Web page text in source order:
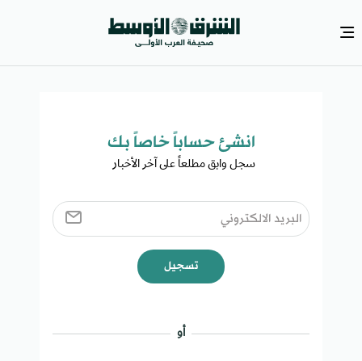
انشئ حساباً خاصاً بك​
سجل وابق مطلعاً على آخر الأخبار ​
تسجيل
أو